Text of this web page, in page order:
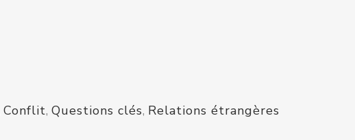
Conflit, Questions clés, Relations étrangères